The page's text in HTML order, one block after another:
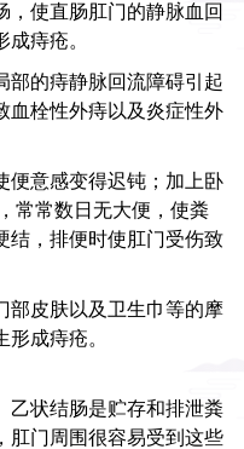
，使直肠肛门的静脉血回
痔疮。
部的痔静脉回流障碍引起
血栓性外痔以及炎症性外
便意感变得迟钝；加上卧
常常数日无大便，使粪
结，排便时使肛门受伤致
部皮肤以及卫生巾等的摩
成痔疮。
乙状结肠是贮存和排泄粪
肛门周围很容易受到这些